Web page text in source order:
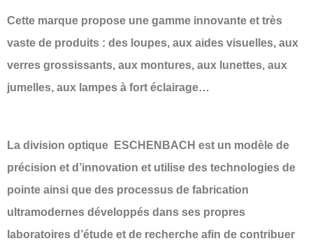
Cette marque propose une gamme innovante et très
vaste de produits : des loupes, aux aides visuelles, aux
verres grossissants, aux montures, aux lunettes, aux
jumelles, aux lampes à fort éclairage…
La division optique ESCHENBACH est un modèle de
précision et d’innovation et utilise des technologies de
pointe ainsi que des processus de fabrication
ultramodernes développés dans ses propres
laboratoires d’étude et de recherche afin de contribuer